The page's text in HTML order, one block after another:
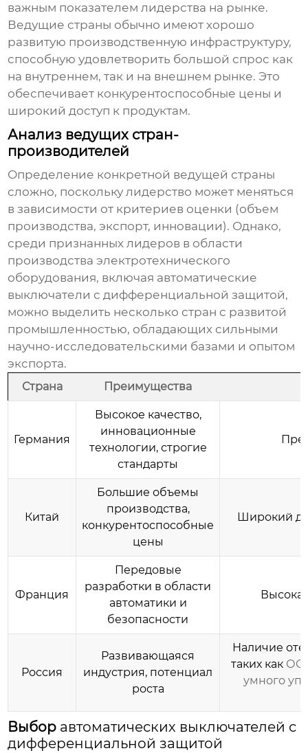
важным показателем лидерства на рынке.
Ведущие страны обычно имеют хорошо
развитую производственную инфраструктуру,
способную удовлетворить большой спрос как
на внутреннем, так и на внешнем рынке. Это
обеспечивает конкурентоспособные цены и
широкий доступ к продуктам.
Анализ ведущих стран-
производителей
Определение конкретной ведущей страны
сложно, поскольку лидерство может меняться
в зависимости от критериев оценки (объем
производства, экспорт, инновации). Однако,
среди признанных лидеров в области
производства электротехнического
оборудования, включая автоматические
выключатели с дифференциальной защитой,
можно выделить несколько стран с развитой
промышленностью, обладающих сильными
научно-исследовательскими базами и опытом
экспорта.
Страна Преимущества
Германия
Высокое качество,
инновационные
технологии, строгие
стандарты
Китай
Большие объемы
производства,
конкурентоспособные
цены
Широкий
Франция
Передовые
разработки в области
автоматики и
безопасности
Россия
Развивающаяся
индустрия, потенциал
роста
Наличие
таких как
умного
Выбор автоматических выключателей с
дифференциальной защитой